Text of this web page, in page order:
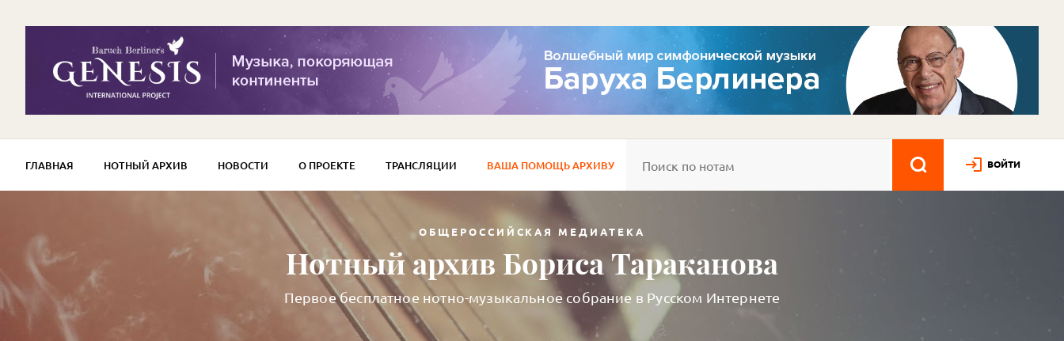
ГЛАВНАЯ НОТНЫЙ АРХИВ НОВОСТИ О ПРОЕКТЕ ТРАНСЛЯЦИИ ВАША ПОМОЩЬ АРХИВУ ВОЙТИ
ОБЩЕРОССИЙСКАЯ МЕДИАТЕКА
Нотный архив Бориса Тараканова
Первое бесплатное нотно-музыкальное собрание в Русском Интернете